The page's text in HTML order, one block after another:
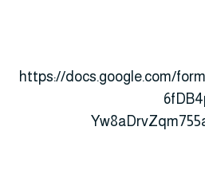
https://docs.google.com/